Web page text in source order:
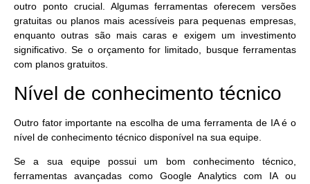
outro ponto crucial. Algumas ferramentas oferecem versões
gratuitas ou planos mais acessíveis para pequenas empresas,
enquanto outras são mais caras e exigem um investimento
significativo. Se o orçamento for limitado, busque ferramentas
com planos gratuitos.
Nível de conhecimento técnico
Outro fator importante na escolha de uma ferramenta de IA é o
nível de conhecimento técnico disponível na sua equipe.
Se a sua equipe possui um bom conhecimento técnico,
ferramentas avançadas como Google Analytics com IA ou